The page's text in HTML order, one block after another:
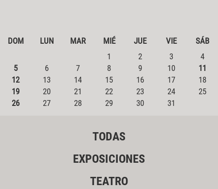
DOM LUN MAR MIÉ JUE VIE
SÁB
1
2 3
4
5
6 7 8 9 10
11
12
13 14 15 16 17
18
19
20 21 22 23 24
25
26
27 28 29 30 31
TODAS
EXPOSICIONES
TEATRO